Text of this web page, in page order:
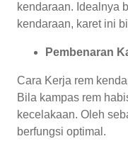
kendaraan. Idealnya
kendaraan, karet ini
Pembenaran
Cara Kerja rem
Bila kampas rem
kecelakaan. Oleh
berfungsi optimal.